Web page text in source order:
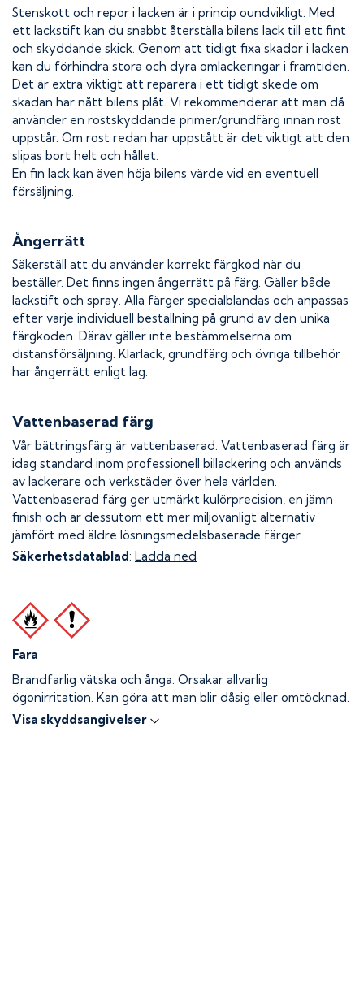
Stenskott och repor i lacken är i princip oundvikligt. Med
ett lackstift kan du snabbt återställa bilens lack till ett fint
och skyddande skick. Genom att tidigt fixa skador i lacken
kan du förhindra stora och dyra omlackeringar i framtiden.
Det är extra viktigt att reparera i ett tidigt skede om
skadan har nått bilens plåt. Vi rekommenderar att man då
använder en rostskyddande primer/grundfärg innan rost
uppstår. Om rost redan har uppstått är det viktigt att den
slipas bort helt och hållet.
En fin lack kan även höja bilens värde vid en eventuell
försäljning.
Ångerrätt
Säkerställ att du använder korrekt färgkod när du
beställer. Det finns ingen ångerrätt på färg. Gäller både
lackstift och spray. Alla färger specialblandas och anpassas
efter varje individuell beställning på grund av den unika
färgkoden. Därav gäller inte bestämmelserna om
distansförsäljning. Klarlack, grundfärg och övriga tillbehör
har ångerrätt enligt lag.
Vattenbaserad färg
Vår bättringsfärg är vattenbaserad. Vattenbaserad färg är
idag standard inom professionell billackering och används
av lackerare och verkstäder över hela världen.
Vattenbaserad färg ger utmärkt kulörprecision, en jämn
finish och är dessutom ett mer miljövänligt alternativ
jämfört med äldre lösningsmedelsbaserade färger.
Säkerhetsdatablad: Ladda ned
Fara
Brandfarlig vätska och ånga. Orsakar allvarlig
ögonirritation. Kan göra att man blir dåsig eller omtöcknad.
Visa skyddsangivelser